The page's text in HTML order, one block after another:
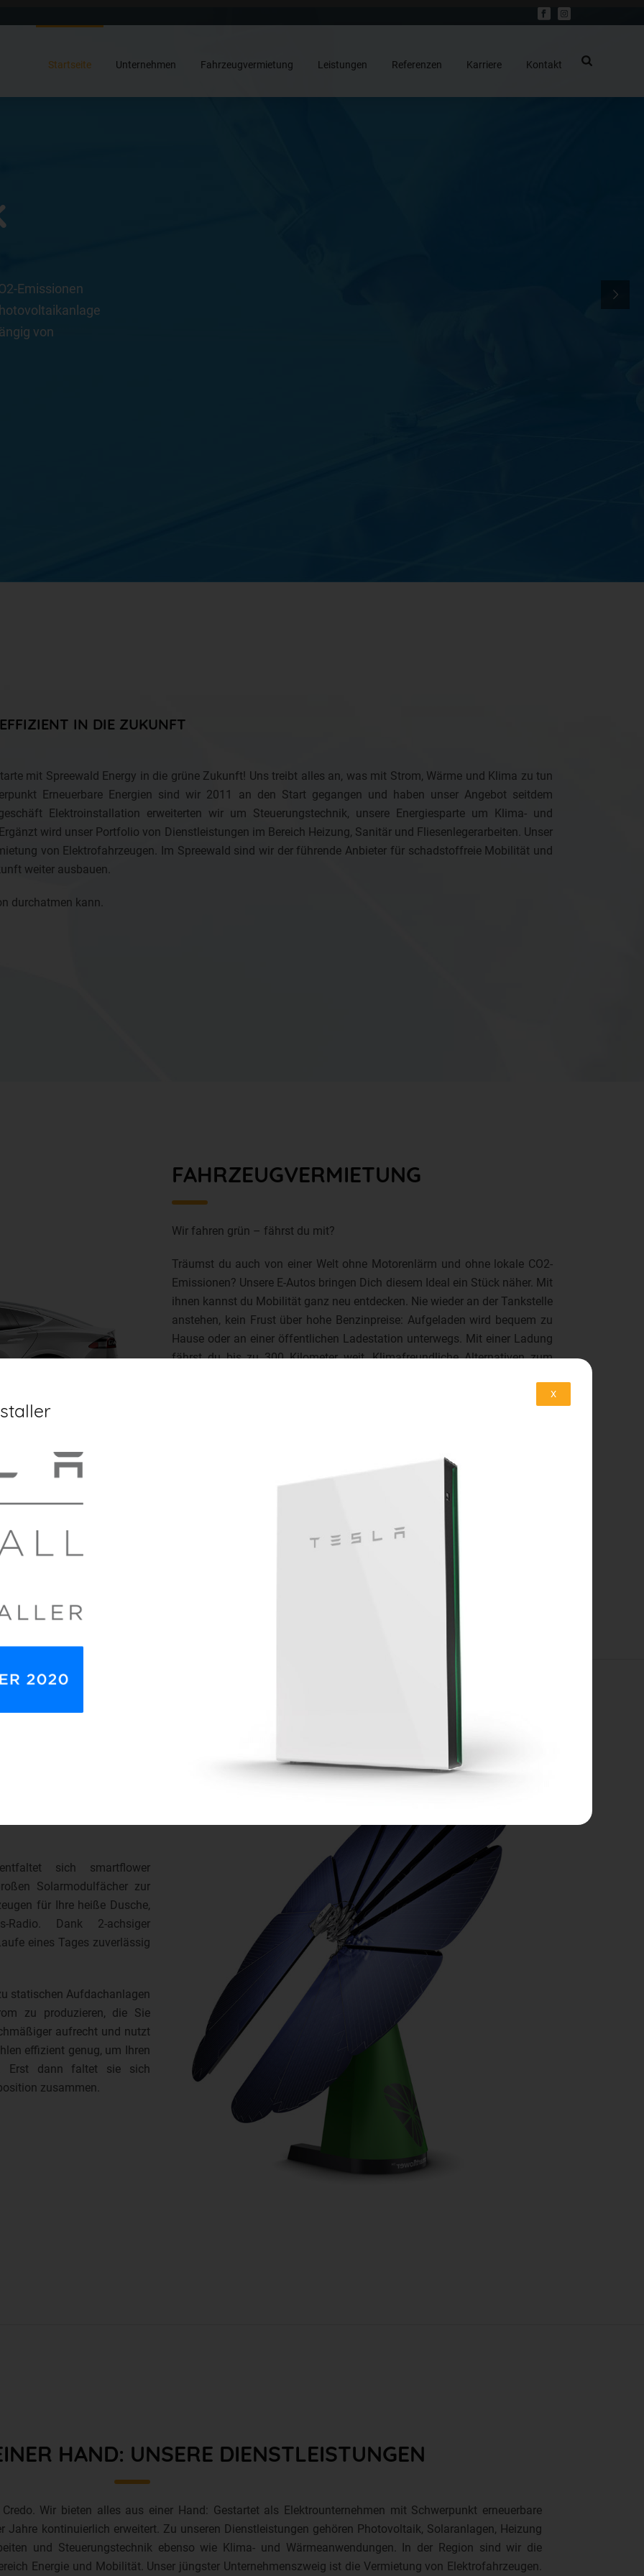
Startseite Unternehmen Fahrzeugvermietung Leistungen Referenzen Karriere Kontakt
Emissionen
von
IN DIE ZUKUNFT
mit Spreewald Energy in die grüne Zukunft! Uns treibt alles an, was mit Strom, Wärme und Klima zu tun
Erneuerbare Energien sind wir 2011 an den Start gegangen und haben unser Angebot seitdem
Elektroinstallation erweiterten wir um Steuerungstechnik, unsere Energiesparte um Klima- und
wird unser Portfolio von Dienstleistungen im Bereich Heizung, Sanitär und Fliesenlegerarbeiten. Unser
von Elektrofahrzeugen. Im Spreewald sind wir der führende Anbieter für schadstoffreie Mobilität und
weiter ausbauen.
durchatmen kann.
FAHRZEUGVERMIETUNG
Wir fahren grün – fährst du mit?
Träumst du auch von einer Welt ohne Motorenlärm und ohne lokale CO2-
Emissionen? Unsere E-Autos bringen Dich diesem Ideal ein Stück näher. Mit
ihnen kannst du Mobilität ganz neu entdecken. Nie wieder an der Tankstelle
anstehen, kein Frust über hohe Benzinpreise: Aufgeladen wird bequem zu
Hause oder an einer öffentlichen Ladestation unterwegs. Mit einer Ladung
fährst du bis zu 300 Kilometer weit. Klimafreundliche Alternativen zum
mehr Ruhe zum Entspannen. Autofahren ohne schlechtes Gewissen: Wir
Hier erfährst Du mehr..
sich smartflower
Solarmodulfächer zur
für Ihre heiße Dusche,
Dank 2-achsiger
eines Tages zuverlässig
statischen Aufdachanlagen
zu produzieren, die Sie
aufrecht und nutzt
effizient genug, um Ihren
Erst dann faltet sie sich
zusammen.
HAND: UNSERE DIENSTLEISTUNGEN
Wir bieten alles aus einer Hand: Gestartet als Elektrounternehmen mit Schwerpunkt erneuerbare
Jahre kontinuierlich erweitert. Zu unseren Dienstleistungen gehören Photovoltaik, Solaranlagen, Heizung
und Steuerungstechnik ebenso wie Klima- und Wärmeanwendungen. In der Region sind wir die
Energie und Mobilität. Unser jüngster Unternehmenszweig ist die Vermietung von Elektrofahrzeugen.
X